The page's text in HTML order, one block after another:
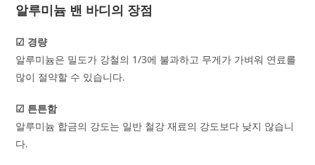
알루미늄 밴 바디의 장점
☑ 경량
알루미늄은 밀도가 강철의 1/3에 불과하고 무게가 가벼워 연료를
많이 절약할 수 있습니다.
☑ 튼튼함
알루미늄 합금의 강도는 일반 철강 재료의 강도보다 낮지 않습니
다.